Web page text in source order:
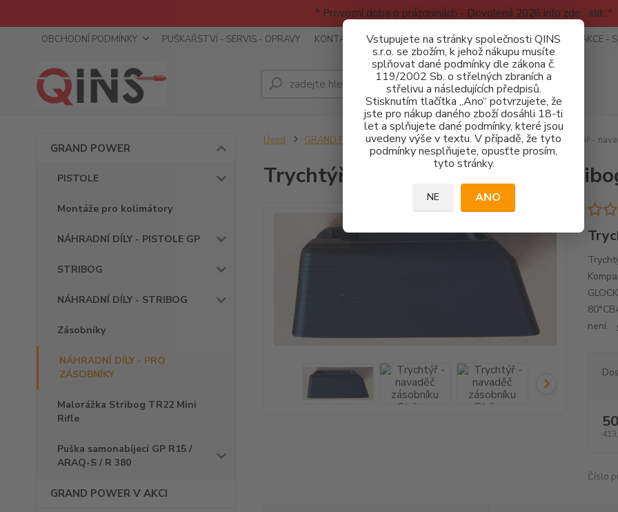
* Provozní doba o prázdninách - Dovolená 2026 info zde: .:klik:.*
Vstupujete na stránky společnosti QINS
s.r.o. se zbožím, k jehož nákupu musíte
splňovat dané podmínky dle zákona č.
119/2002 Sb. o střelných zbraních a
střelivu a následujících předpisů.
Stisknutím tlačítka „Ano“ potvrzujete, že
jste pro nákup daného zboží dosáhli 18-ti
let a splňujete dané podmínky, které jsou
uvedeny výše v textu. V případě, že tyto
podmínky nesplňujete, opusťte prosím,
tyto stránky.
NE ANO
OBCHODNÍ PODMÍNKY PUŠKAŘSTVÍ - SERVIS - OPRAVY KONTAKTY RECENZE - INFO SPORTOVNÍ AKCE AKCE -
Hledat
GRAND POWER
PISTOLE
Montáže pro kolimátory
NÁHRADNÍ DÍLY - PISTOLE GP
STRIBOG
NÁHRADNÍ DÍLY - STRIBOG
Zásobníky
NÁHRADNÍ DÍLY - PRO
ZÁSOBNÍKY
Malorážka Stribog TR22 Mini
Rifle
Puška samonabíjecí GP R15 /
ARAQ-S / R 380
GRAND POWER V AKCI
Úvod GRAND POWER NÁHRADNÍ DÍLY - PRO ZÁSOBNÍKY Trychtýř -
Trychtýř - navaděč zásobníku
není.
Číslo